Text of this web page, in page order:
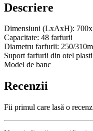
Descriere
Dimensiuni (LxAxH):
Capacitate: 48 farfurii
Diametru farfurii: 250/
Suport farfurii din otel
Model de banc
Recenzii
Fii primul care lasă o